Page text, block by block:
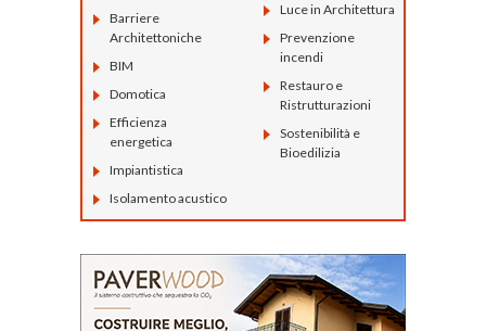
Barriere
Architettoniche
BIM
Domotica
Efficienza
energetica
Impiantistica
Isolamento acustico
Luce in Architettura
Prevenzione
incendi
Restauro e
Ristrutturazioni
Sostenibilità e
Bioedilizia